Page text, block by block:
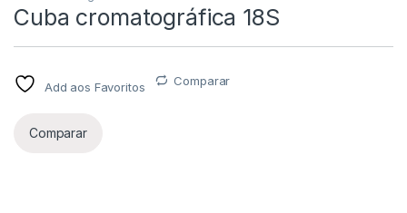
Cuba cromatográfica 18S
Add aos Favoritos Comparar
Comparar